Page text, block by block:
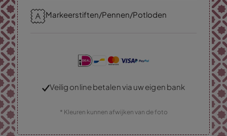
Markeerstiften/Pennen/Potloden
Veilig online betalen via uw eigen bank
* Kleuren kunnen afwijken van de foto